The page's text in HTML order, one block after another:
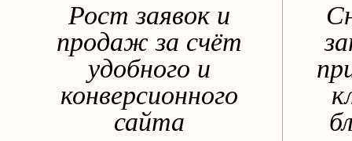
Рост заявок и
продаж за счёт
удобного и
конверсионного
сайта